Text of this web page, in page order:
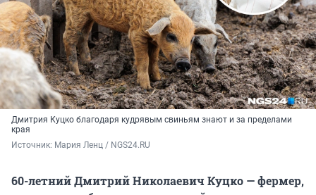
Дмитрия Куцко благодаря кудрявым свиньям знают и за пределами
края
Источник: Мария Ленц / NGS24.RU
60-летний Дмитрий Николаевич Куцко — фермер,